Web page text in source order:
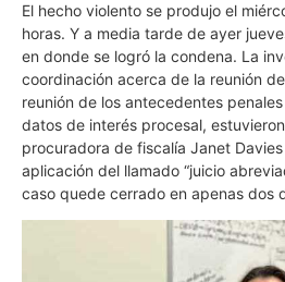
El hecho violento se produjo el
horas. Y a media tarde de ayer
en donde se logró la condena. La
coordinación acerca de la reunión
reunión de los antecedentes
datos de interés procesal,
procuradora de fiscalía Janet
aplicación del llamado “juicio
caso quede cerrado en apenas dos